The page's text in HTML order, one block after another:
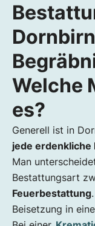
Welche
es?
Generell ist in
jede
Man
Bestattungsart
Feuerbestattung
Beisetzung in